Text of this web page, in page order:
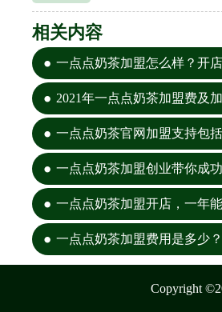
相关内容
一点点奶茶加盟怎么样？开
2021年一点点奶茶加盟费及
一点点奶茶官网加盟支持包
一点点奶茶加盟创业带你成
一点点奶茶加盟开店，一年
一点点奶茶加盟费用是多少
Copyright